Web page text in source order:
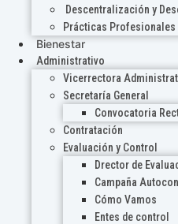
Descentralización y
Prácticas Profesionales
Bienestar
Administrativo
Vicerrectora
Secretaría General
Convocatoria
Contratación
Evaluación y Control
Drector de
Campaña
Cómo Vamos
Entes de control